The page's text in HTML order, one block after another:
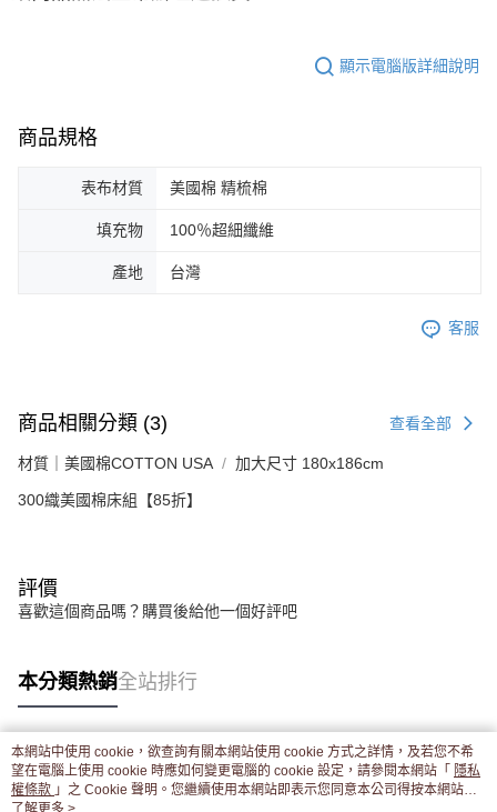
顯示電腦版詳細說明
商品規格
表布材質 美國棉 精梳棉
填充物 100％超細纖維
產地 台灣
客服
商品相關分類 (3) 查看全部
材質｜美國棉COTTON USA 加大尺寸 180x186cm
300織美國棉床組【85折】
評價
喜歡這個商品嗎？購買後給他一個好評吧
本分類熱銷全站排行
熱門標籤
本網站中使用 cookie，欲查詢有關本網站使用 cookie 方式之詳情，及若您不希
望在電腦上使用 cookie 時應如何變更電腦的 cookie 設定，請參閱本網站「 隱私
權條款 」之 Cookie 聲明。您繼續使用本網站即表示您同意本公司得按本網站使
用條款之 Cookie 聲明使用 cookie。
了解更多 >